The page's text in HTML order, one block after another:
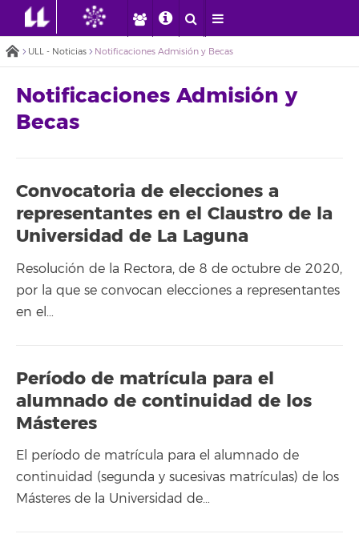
ULL - Noticias Notificaciones Admisión y Becas
Notificaciones Admisión y
Becas
Convocatoria de elecciones a
representantes en el Claustro de la
Universidad de La Laguna
Resolución de la Rectora, de 8 de octubre de 2020,
por la que se convocan elecciones a representantes
en el…
Período de matrícula para el
alumnado de continuidad de los
Másteres
El período de matrícula para el alumnado de
continuidad (segunda y sucesivas matrículas) de los
Másteres de la Universidad de…